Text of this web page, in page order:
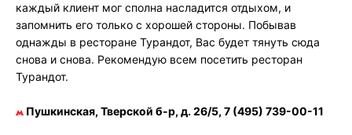
каждый клиент мог сполна насладится отдыхом, и
запомнить его только с хорошей стороны. Побывав
однажды в ресторане Турандот, Вас будет тянуть сюда
снова и снова. Рекомендую всем посетить ресторан
Турандот.
Пушкинская, Тверской б-р, д. 26/5, 7 (495) 739-00-11